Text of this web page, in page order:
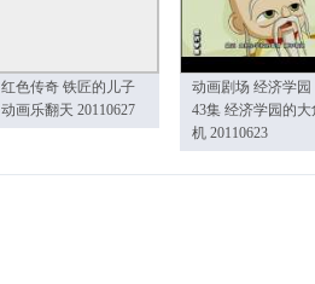
红色传奇 铁匠的儿子
动画乐翻天 20110627
动画剧场 经济学园
43集 经济学园的大
机 20110623